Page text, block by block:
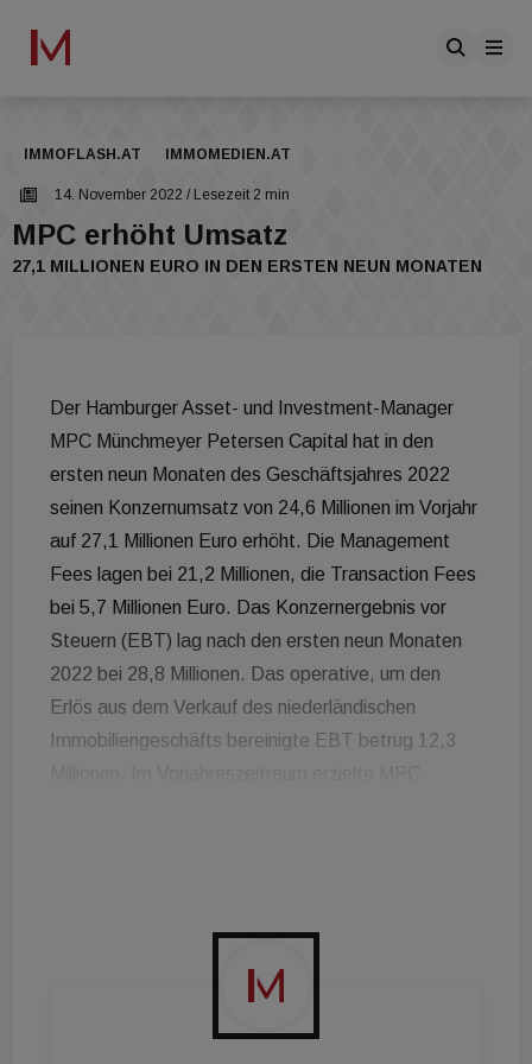
IMMOFLASH.AT IMMOMEDIEN.AT
14. November 2022 / Lesezeit 2 min
MPC erhöht Umsatz
27,1 MILLIONEN EURO IN DEN ERSTEN NEUN MONATEN
Der Hamburger Asset- und Investment-Manager
MPC Münchmeyer Petersen Capital hat in den
ersten neun Monaten des Geschäftsjahres 2022
seinen Konzernumsatz von 24,6 Millionen im Vorjahr
auf 27,1 Millionen Euro erhöht. Die Management
Fees lagen bei 21,2 Millionen, die Transaction Fees
bei 5,7 Millionen Euro. Das Konzernergebnis vor
Steuern (EBT) lag nach den ersten neun Monaten
2022 bei 28,8 Millionen. Das operative, um den
Erlös aus dem Verkauf des niederländischen
Immobiliengeschäfts bereinigte EBT betrug 12,3
(Kassenbestand und Guthaben bei Kreditinstituten)
erhöhte sich zum 30. September 2022 auf 57,7
Millionen Euro. Die Eigenkapitalquote lag bei 82
Prozent. Die positive Geschäftsentwicklung aus